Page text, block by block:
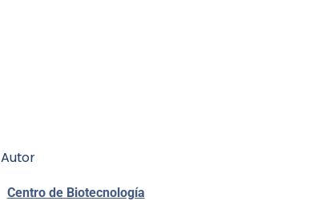
Autor
Centro de Biotecnología